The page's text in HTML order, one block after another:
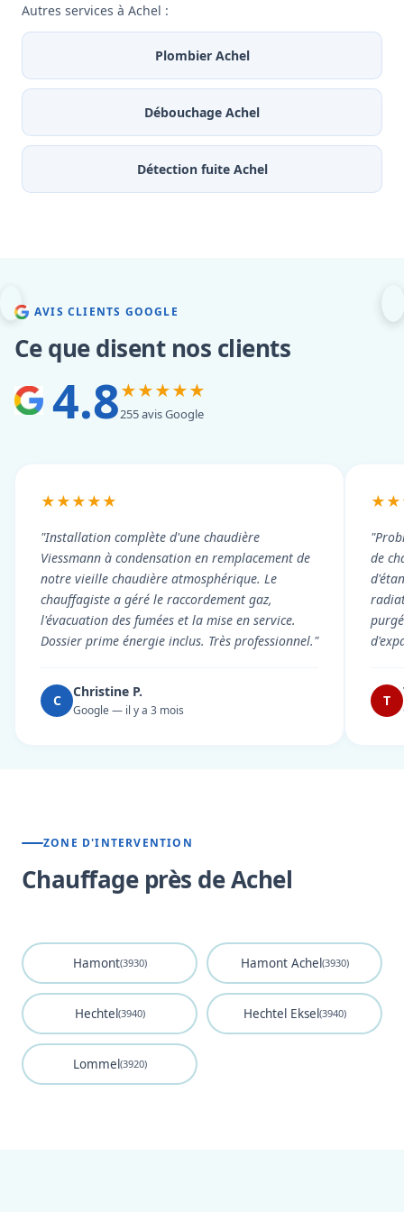
Autres services à Achel :
Plombier Achel
Débouchage Achel
Détection fuite Achel
AVIS CLIENTS GOOGLE
Ce que disent nos clients
4.8★★★★★
255 avis Google
★★★★★
"Installation complète d'une chaudière
Viessmann à condensation en remplacement de
notre vieille chaudière atmosphérique. Le
chauffagiste a géré le raccordement gaz,
l'évacuation des fumées et la mise en service.
Dossier prime énergie inclus. Très professionnel."
C
Christine P.
Google — il y a 3 mois
de
T
ZONE D'INTERVENTION
Chauffage près de Achel
Hamont(3930) Hamont Achel(3930)
Hechtel(3940) Hechtel Eksel(3940)
Lommel(3920)